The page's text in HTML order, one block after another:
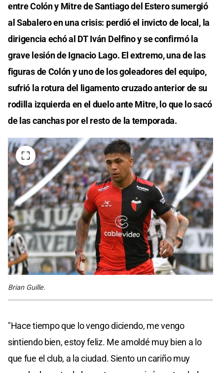
entre Colón y Mitre de Santiago del Estero sumergió
al Sabalero en una crisis: perdió el invicto de local, la
dirigencia echó al DT Iván Delfino y se confirmó la
grave lesión de Ignacio Lago. El extremo, una de las
figuras de Colón y uno de los goleadores del equipo,
sufrió la rotura del ligamento cruzado anterior de su
rodilla izquierda en el duelo ante Mitre, lo que lo sacó
de las canchas por el resto de la temporada.
Brian Guille.
"Hace tiempo que lo vengo diciendo, me vengo
sintiendo bien, estoy feliz. Me amoldé muy bien a lo
que fue el club, a la ciudad. Siento un cariño muy